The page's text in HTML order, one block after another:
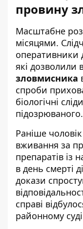
провину
Масштабне
місяцями.
оперативники
які дозволили
зловмисника
спроби
біологічні
підозрюваного.
Раніше
вживання за
препаратів із
в день смерті
докази
справі
районному